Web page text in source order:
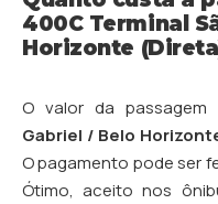
400C Terminal
Horizonte
O valor da passagem
Gabriel / Belo
O pagamento pode ser
Ótimo, aceito nos